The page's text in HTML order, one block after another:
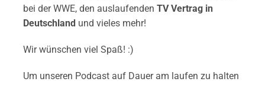
bei der WWE, den auslaufenden TV Vertrag in
Deutschland und vieles mehr!
Wir wünschen viel Spaß! :)
Um unseren Podcast auf Dauer am laufen zu halten